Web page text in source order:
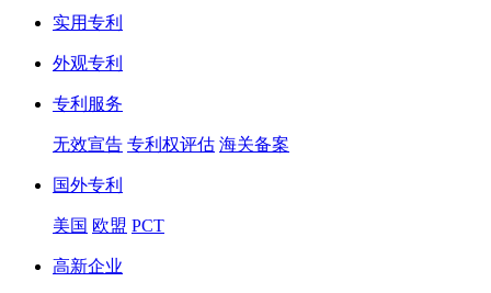
实用专利
外观专利
专利服务
无效宣告 专利权评估 海关备案
国外专利
美国 欧盟 PCT
高新企业